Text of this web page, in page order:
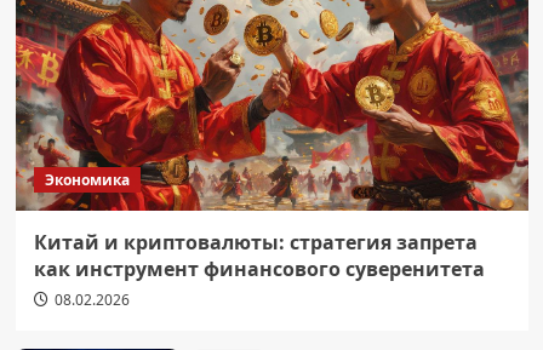
Экономика
Китай и криптовалюты: стратегия запрета
как инструмент финансового суверенитета
08.02.2026